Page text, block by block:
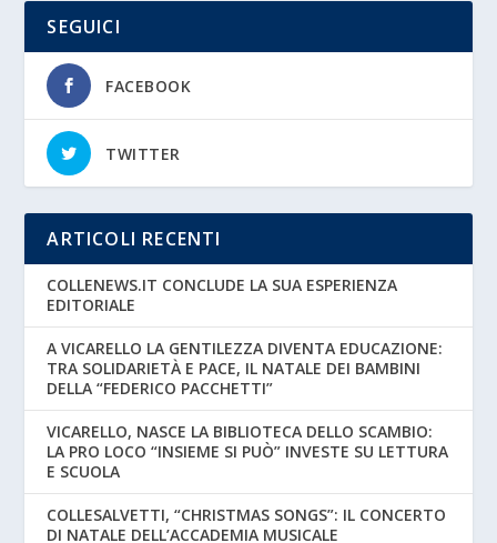
SEGUICI
FACEBOOK
TWITTER
ARTICOLI RECENTI
COLLENEWS.IT CONCLUDE LA SUA ESPERIENZA
EDITORIALE
A VICARELLO LA GENTILEZZA DIVENTA EDUCAZIONE:
TRA SOLIDARIETÀ E PACE, IL NATALE DEI BAMBINI
DELLA “FEDERICO PACCHETTI”
VICARELLO, NASCE LA BIBLIOTECA DELLO SCAMBIO:
LA PRO LOCO “INSIEME SI PUÒ” INVESTE SU LETTURA
E SCUOLA
COLLESALVETTI, “CHRISTMAS SONGS”: IL CONCERTO
DI NATALE DELL’ACCADEMIA MUSICALE